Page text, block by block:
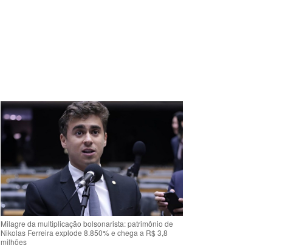
Milagre da multiplicação bolsonarista: patrimônio de
Nikolas Ferreira explode 8.850% e chega a R$ 3,8
milhões